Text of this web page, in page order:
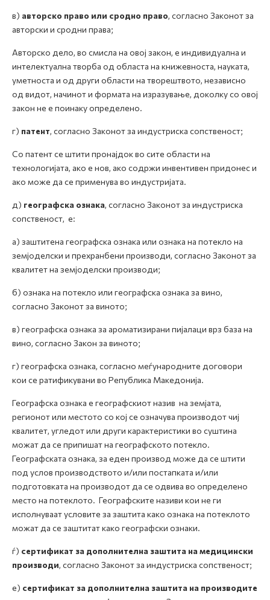
в) авторско право или сродно право, согласно Законот за
авторски и сродни права;
Авторско дело, во смисла на овој закон, е индивидуална и
интелектуална творба од областа на книжевноста, науката,
уметноста и од други области на творештвото, независно
од видот, начинот и формата на изразување, доколку со овој
закон не е поинаку определено.
г) патент, согласно Законот за индустриска сопственост;
Со патент се штити пронајдок во сите области на
технологијата, ако е нов, ако содржи инвентивен придонес и
ако може да се применува во индустријата.
д) географска ознака, согласно Законот за индустриска
сопственост, е:
а) заштитена географска ознака или ознака на потекло на
земјоделски и прехранбени производи, согласно Законот за
квалитет на земјоделски производи;
б) ознака на потекло или географска ознака за вино,
согласно Законот за виното;
в) географска ознака за ароматизирани пијалаци врз база на
вино, согласно Закон за виното;
г) географска ознака, согласно меѓународните договори
кои се ратификувани во Република Македонија.
Географска ознака е географскиот назив на земјата,
регионот или местото со кој се означува производот чиј
квалитет, угледот или други карактеристики во суштина
можат да се припишат на географското потекло.
Географската ознака, за еден производ може да се штити
под услов производството и/или постапката и/или
подготовката на производот да се одвива во определено
место на потеклото. Географските називи кои не ги
исполнуваат условите за заштита како ознака на потеклото
можат да се заштитат како географски ознаки.
ѓ) сертификат за дополнителна заштита на медицински
производи, согласно Законот за индустриска сопственост;
е) сертификат за дополнителна заштита на производите